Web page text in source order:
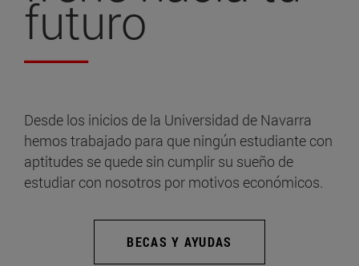
futuro
Desde los inicios de la Universidad de Navarra
hemos trabajado para que ningún estudiante con
aptitudes se quede sin cumplir su sueño de
estudiar con nosotros por motivos económicos.
BECAS Y AYUDAS